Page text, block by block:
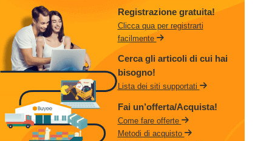
Registrazione gratuita!
Clicca qua per registrarti
facilmente
Cerca gli articoli di cui hai
bisogno!
Lista dei siti supportati
Fai un’offerta/Acquista!
Come fare offerte
Metodi di acquisto